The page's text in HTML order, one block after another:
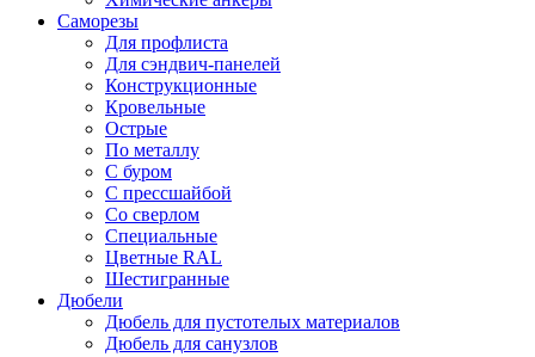
Саморезы
Для профлиста
Для сэндвич-панелей
Конструкционные
Кровельные
Острые
По металлу
С буром
С прессшайбой
Со сверлом
Специальные
Цветные RAL
Шестигранные
Дюбели
Дюбель для пустотелых материалов
Дюбель для санузлов